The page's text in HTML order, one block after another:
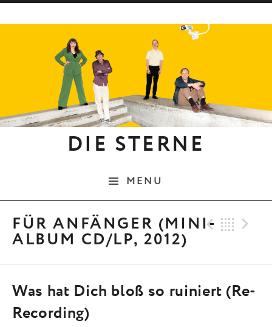
DIE STERNE
MENU
FÜR ANFÄNGER (MINI-
ALBUM CD/LP, 2012)
Was hat Dich bloß so ruiniert (Re-
Recording)